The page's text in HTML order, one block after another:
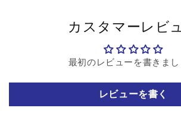
カスタマーレビ
最初のレビューを書きまし
レビューを書く